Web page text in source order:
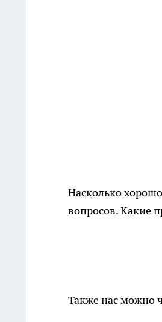
Насколько
вопросов. Какие
Также нас можно